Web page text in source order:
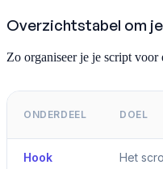
Overzichtstabel om
Zo organiseer je je script voor
ONDERDEEL DOEL
Hook Het